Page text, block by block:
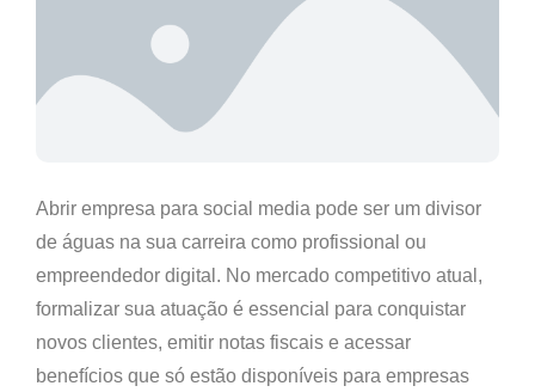
Abrir empresa para social media pode ser um divisor
de águas na sua carreira como profissional ou
empreendedor digital. No mercado competitivo atual,
formalizar sua atuação é essencial para conquistar
novos clientes, emitir notas fiscais e acessar
benefícios que só estão disponíveis para empresas